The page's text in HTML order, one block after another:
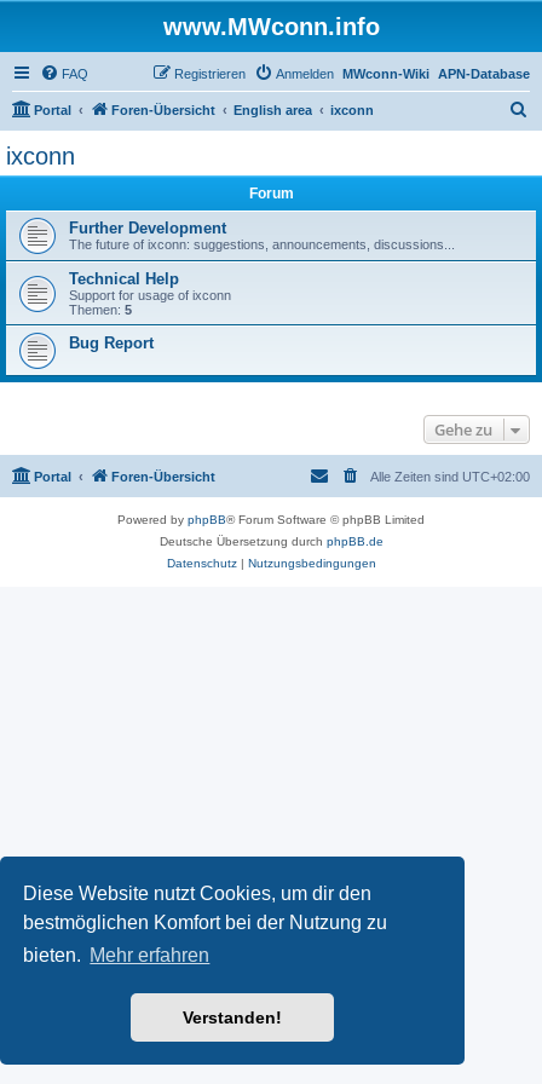
Diese Website nutzt Cookies, um dir den
bestmöglichen Komfort bei der Nutzung zu
bieten. Mehr erfahren
Verstanden!
www.MWconn.info
FAQ APN-Database
MWconn-Wiki
Anmelden
Registrieren
Portal Foren-Übersicht English area ixconn
ixconn
Forum
Further Development
The future of ixconn: suggestions, announcements, discussions...
Technical Help
Support for usage of ixconn
Themen: 5
Bug Report
Gehe zu
Portal Foren-Übersicht Alle Zeiten sind UTC+02:00
Powered by phpBB® Forum Software © phpBB Limited
Deutsche Übersetzung durch phpBB.de
Datenschutz| Nutzungsbedingungen